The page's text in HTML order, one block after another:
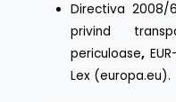
Directiva 2008/
privind
periculoase,
Lex (europa.eu).